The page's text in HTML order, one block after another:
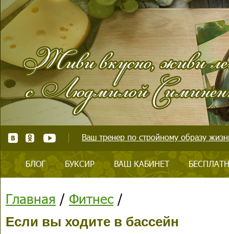
Ваш тренер по стройному образу
БЛОГ БУКСИР ВАШ КАБИНЕТ
Главная / Фитнес /
Если вы ходите в бассейн